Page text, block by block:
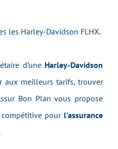
les Harley-Davidson FLHX.
d’une Harley-Davidson
aux meilleurs tarifs, trouver
Bon Plan vous propose
pour l’assurance
.